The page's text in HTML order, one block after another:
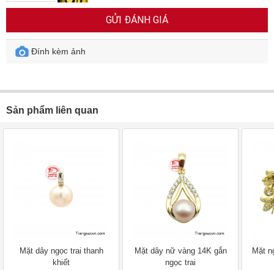
GỬI ĐÁNH GIÁ
Đính kèm ảnh
Sản phẩm liên quan
Mặt dây ngọc trai thanh
khiết
Mặt dây nữ vàng 14K gắn
ngọc trai
Mặt